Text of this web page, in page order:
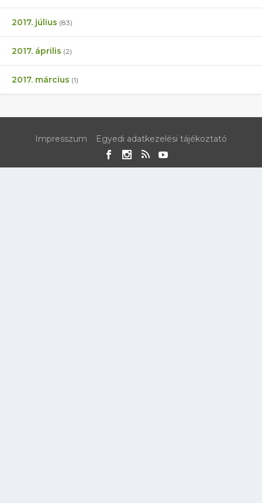
2017. július (83)
2017. április (2)
2017. március (1)
Impresszum Egyedi adatkezelési tájékoztató